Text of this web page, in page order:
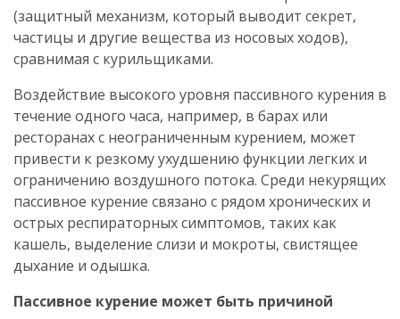
(защитный механизм, который выводит секрет,
частицы и другие вещества из носовых ходов),
сравнимая с курильщиками.
Воздействие высокого уровня пассивного курения в
течение одного часа, например, в барах или
ресторанах с неограниченным курением, может
привести к резкому ухудшению функции легких и
ограничению воздушного потока. Среди некурящих
пассивное курение связано с рядом хронических и
острых респираторных симптомов, таких как
кашель, выделение слизи и мокроты, свистящее
дыхание и одышка.
Пассивное курение может быть причиной